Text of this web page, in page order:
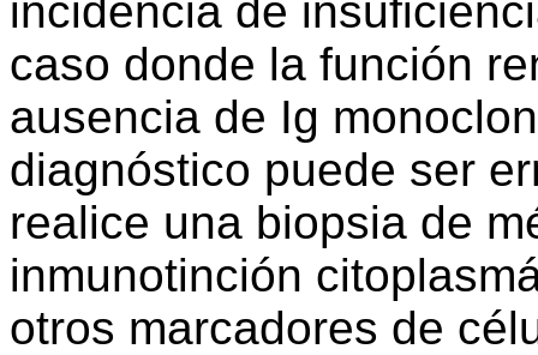
incidencia de
caso donde la función
ausencia de Ig
diagnóstico puede ser
realice una biopsia de
inmunotinción
otros marcadores de